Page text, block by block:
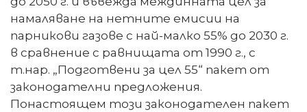
намаляване на нетните емисии на
парникови газове с най-малко 55% до 2030 г.
в сравнение с равнищата от 1990 г., с
т.нар. „Подготвени за цел 55“ пакет от
законодателни предложения.
Понастоящем този законодателен пакет